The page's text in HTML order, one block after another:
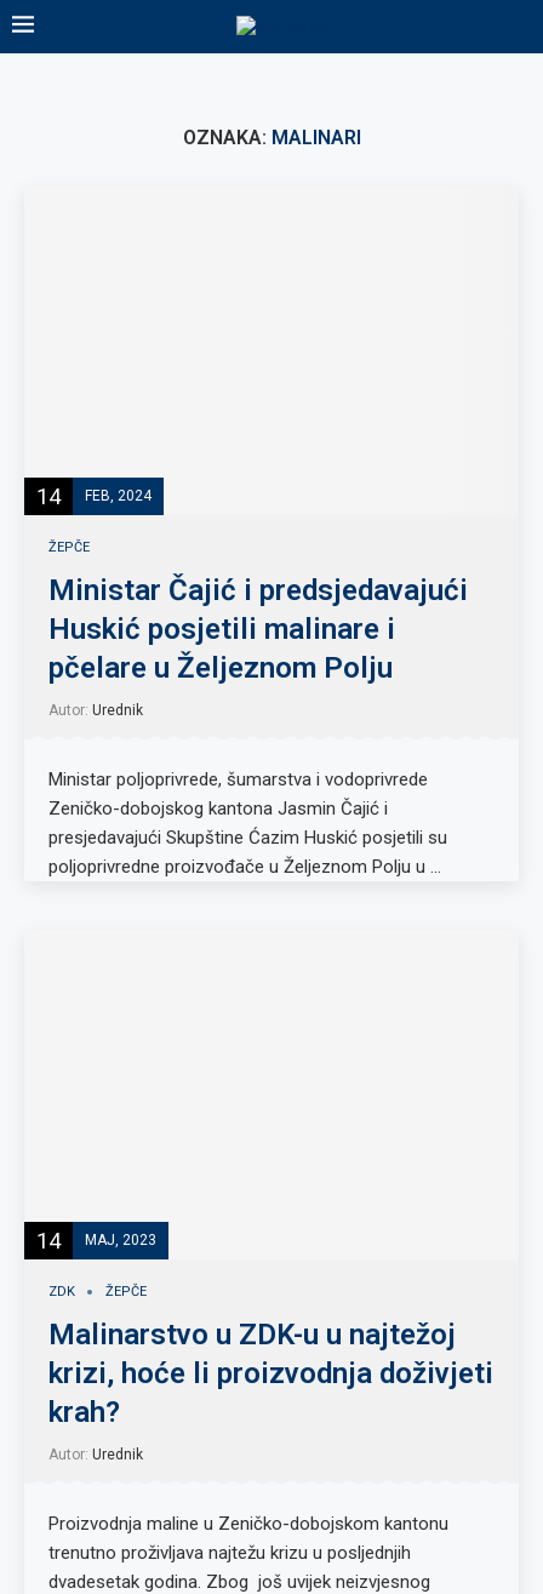
OZNAKA: MALINARI
14 FEB, 2024
ŽEPČE
Ministar Čajić i predsjedavajući
Huskić posjetili malinare i
pčelare u Željeznom Polju
Autor: Urednik
Ministar poljoprivrede, šumarstva i vodoprivrede
Zeničko-dobojskog kantona Jasmin Čajić i
presjedavajući Skupštine Ćazim Huskić posjetili su
poljoprivredne proizvođače u Željeznom Polju u …
14 MAJ, 2023
ZDK ŽEPČE
Malinarstvo u ZDK-u u najtežoj
krizi, hoće li proizvodnja doživjeti
krah?
Autor: Urednik
Proizvodnja maline u Zeničko-dobojskom kantonu
trenutno proživljava najtežu krizu u posljednjih
dvadesetak godina. Zbog još uvijek neizvjesnog